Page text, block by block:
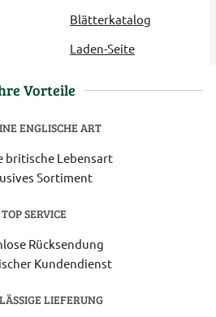
Blätterkatalog
Laden-Seite
Vorteile
ENGLISCHE ART
britische Lebensart
Sortiment
TOP SERVICE
Rücksendung
Kundendienst
LIEFERUNG